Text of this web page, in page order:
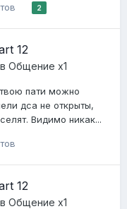
2
12
Общение x1
пати можно
дса не открыты,
Видимо никак...
12
Общение x1